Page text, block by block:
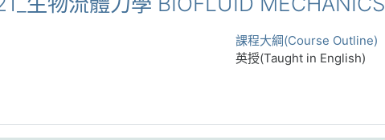
課程大綱(Course Outline)
英授(Taught in English)